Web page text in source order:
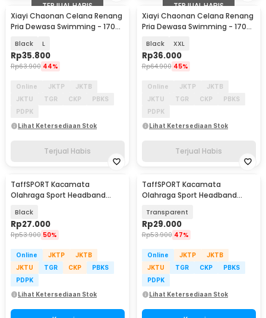
TERJUAL HABIS
Xiayi Chaonan Celana Renang
Pria Dewasa Swimming - 1706-
Black L
Rp35.800
Rp63.900 44%
Online JKTP
JKTB
JKTU
TGR CKP
PBKS
PDPK
Lihat Ketersediaan Stok
Terjual Habis
TERJUAL HABIS
Xiayi Chaonan Celana Renang
Pria Dewasa Swimming - 1706-
Black XXL
Rp36.000
Rp64.900 45%
Online JKTP
JKTB
JKTU
TGR CKP
PBKS
PDPK
Lihat Ketersediaan Stok
Terjual Habis
TaffSPORT Kacamata
Olahraga Sport Headband
Black
Rp27.000
Rp53.900 50%
Online JKTP
JKTB
JKTU
TGR CKP
PBKS
PDPK
Lihat Ketersediaan Stok
TaffSPORT Kacamata
Olahraga Sport Headband
Transparent
Rp29.000
Rp53.900 47%
Online JKTP
JKTB
JKTU
TGR CKP
PBKS
PDPK
Lihat Ketersediaan Stok